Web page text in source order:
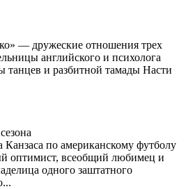
— дружеские отношения трех
английского и психолога
танцев и разбитной тамады Насти
Канзаса по американскому футболу
оптимист, всеобщий любимец и
одного заштатного